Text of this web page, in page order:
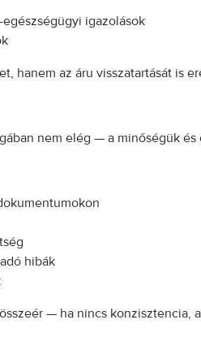
igazolások
hanem az áru visszatartását is
nem elég — a minőségük és
hibák
— ha nincs konzisztencia,